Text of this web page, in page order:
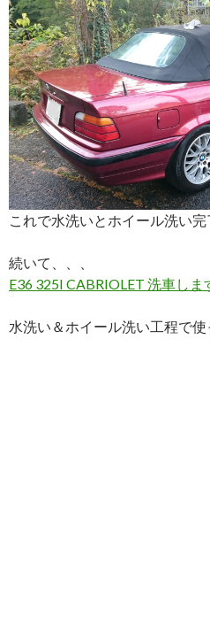
これで水洗いとホイール洗い完
続いて、、、
E36 325I CABRIOLET 洗車し
水洗い＆ホイール洗い工程で